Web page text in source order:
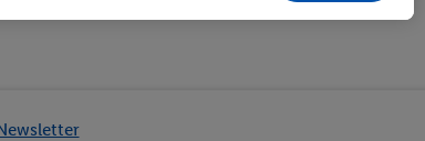
Lidl-Dienste hinweg einschließlich dem Speichern von